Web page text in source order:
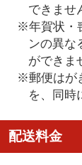
できませ
※年賀状・
ンの異な
ができま
※郵便はが
を、同時
配送料金